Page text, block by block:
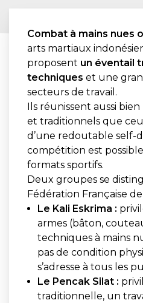
Combat à mains nues
arts martiaux
proposent un éventail
techniques et une
secteurs de travail.
Ils réunissent aussi
et traditionnels que
d’une redoutable self-
compétition est
formats sportifs.
Deux groupes se
Fédération Française
Le Kali Eskrima :
armes (bâton,
techniques à mains
pas de condition
s’adresse à tous les
Le Pencak Silat :
traditionnelle, un